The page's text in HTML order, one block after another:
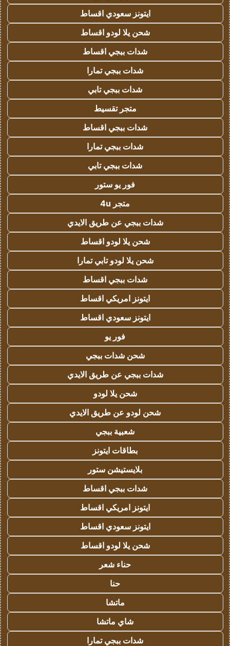
ايتونز سعودي اقساط
شحن يلا لودو اقساط
شدات ببجي اقساط
شدات ببجي تمارا
شدات ببجي تابي
متجر تقسيط
شدات ببجي اقساط
شدات ببجي تمارا
شدات ببجي تابي
فور يو ستور
متجر 4u
شدات ببجي عن طريق الايدي
شحن يلا لودو اقساط
شحن يلا لودو تابي تمارا
شدات ببجي اقساط
ايتونز امريكي اقساط
ايتونز سعودي اقساط
فور يو
شحن شدات ببجي
شدات ببجي عن طريق الايدي
شحن يلا لودو
شحن لودو عن طريق الايدي
شعبية ببجي
بطاقات ايتونز
بلايستيشن ستور
شدات ببجي اقساط
ايتونز امريكي اقساط
ايتونز سعودي اقساط
شحن يلا لودو اقساط
حناء شعر
حنا
ماتشا
شاي ماتشا
شدات ببجي تمارا